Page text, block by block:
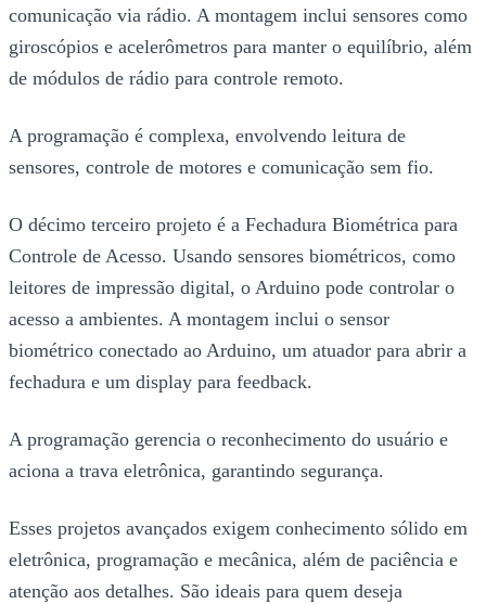
comunicação via rádio. A montagem inclui sensores como
giroscópios e acelerômetros para manter o equilíbrio, além
de módulos de rádio para controle remoto.
A programação é complexa, envolvendo leitura de
sensores, controle de motores e comunicação sem fio.
O décimo terceiro projeto é a Fechadura Biométrica para
Controle de Acesso. Usando sensores biométricos, como
leitores de impressão digital, o Arduino pode controlar o
acesso a ambientes. A montagem inclui o sensor
biométrico conectado ao Arduino, um atuador para abrir a
fechadura e um display para feedback.
A programação gerencia o reconhecimento do usuário e
aciona a trava eletrônica, garantindo segurança.
Esses projetos avançados exigem conhecimento sólido em
eletrônica, programação e mecânica, além de paciência e
atenção aos detalhes. São ideais para quem deseja